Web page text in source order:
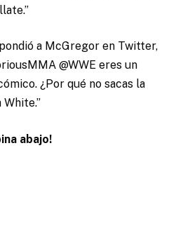
a McGregor en Twitter,
@WWE eres un
¿Por qué no sacas la
White.”
abajo!